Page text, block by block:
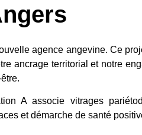
agence angevine. Ce
ancrage territorial et notre
A associe vitrages
et démarche de santé